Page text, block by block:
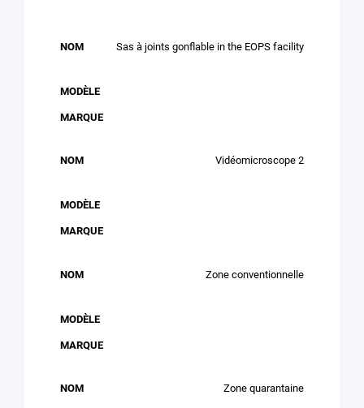
Sas à joints gonflable in the EOPS facility
Vidéomicroscope 2
Zone conventionnelle
Zone quarantaine